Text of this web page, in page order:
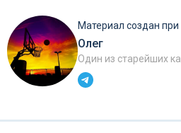
Материал создан
Олег
Один из старейших